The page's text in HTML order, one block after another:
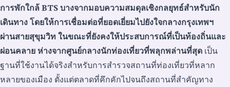
การพักใกล้ BTS บางจากมอบความสมดุลเชิงกลยุทธ์สำหรับนัก
เดินทาง โดยให้การเชื่อมต่อที่ยอดเยี่ยมไปยังใจกลางกรุงเทพฯ
ผ่านสายสุขุมวิท ในขณะที่ยังคงให้ประสบการณ์ที่เป็นท้องถิ่นและ
ผ่อนคลาย ห่างจากศูนย์กลางนักท่องเที่ยวที่พลุกพล่านที่สุด เป็น
ฐานที่ใช้งานได้จริงสำหรับการสำรวจสถานที่ท่องเที่ยวที่หลาก
หลายของเมือง ตั้งแต่ตลาดที่คึกคักไปจนถึงสถานที่สำคัญทาง